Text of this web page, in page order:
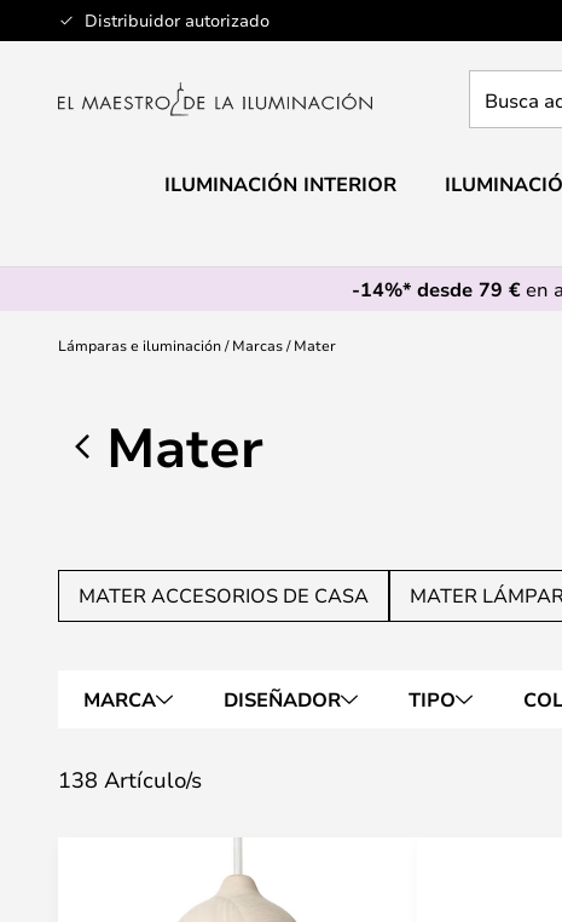
Distribuidor autorizado
Ir
al
aquí
lámpara
ILUMINACIÓN INTERIOR
-14%* desde 79 €en
Lámparas e iluminación Marcas Mater
Mater
MATER ACCESORIOS DE CASA MATER
MARCA DISEÑADOR TIPO
138 Artículo/s